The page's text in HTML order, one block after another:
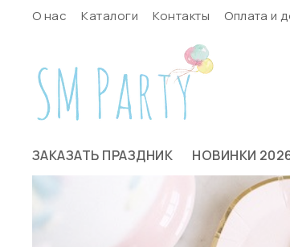
О нас Каталоги Контакты Оплата и
ЗАКАЗАТЬ ПРАЗДНИК НОВИНКИ